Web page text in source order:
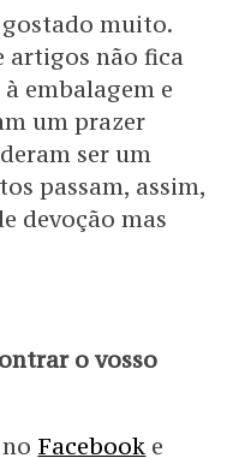
gostado muito.
artigos não fica
embalagem e
um prazer
ser um
passam, assim,
devoção mas
o vosso
Facebook e